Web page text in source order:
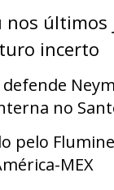
nos últimos
incerto
no
pelo
MEX